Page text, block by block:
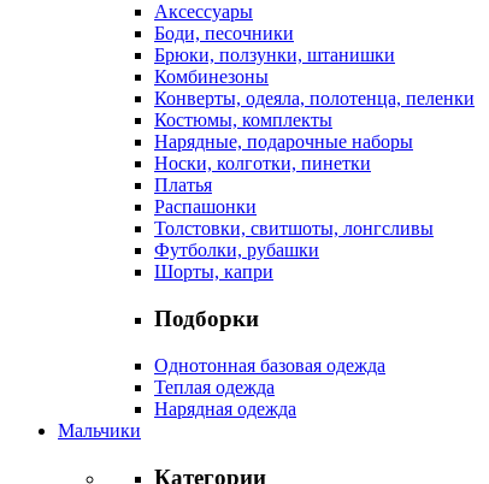
Аксессуары
Боди, песочники
Брюки, ползунки, штанишки
Комбинезоны
Конверты, одеяла, полотенца, пеленки
Костюмы, комплекты
Нарядные, подарочные наборы
Носки, колготки, пинетки
Платья
Распашонки
Толстовки, свитшоты, лонгсливы
Футболки, рубашки
Шорты, капри
Подборки
Однотонная базовая одежда
Теплая одежда
Нарядная одежда
Мальчики
Категории